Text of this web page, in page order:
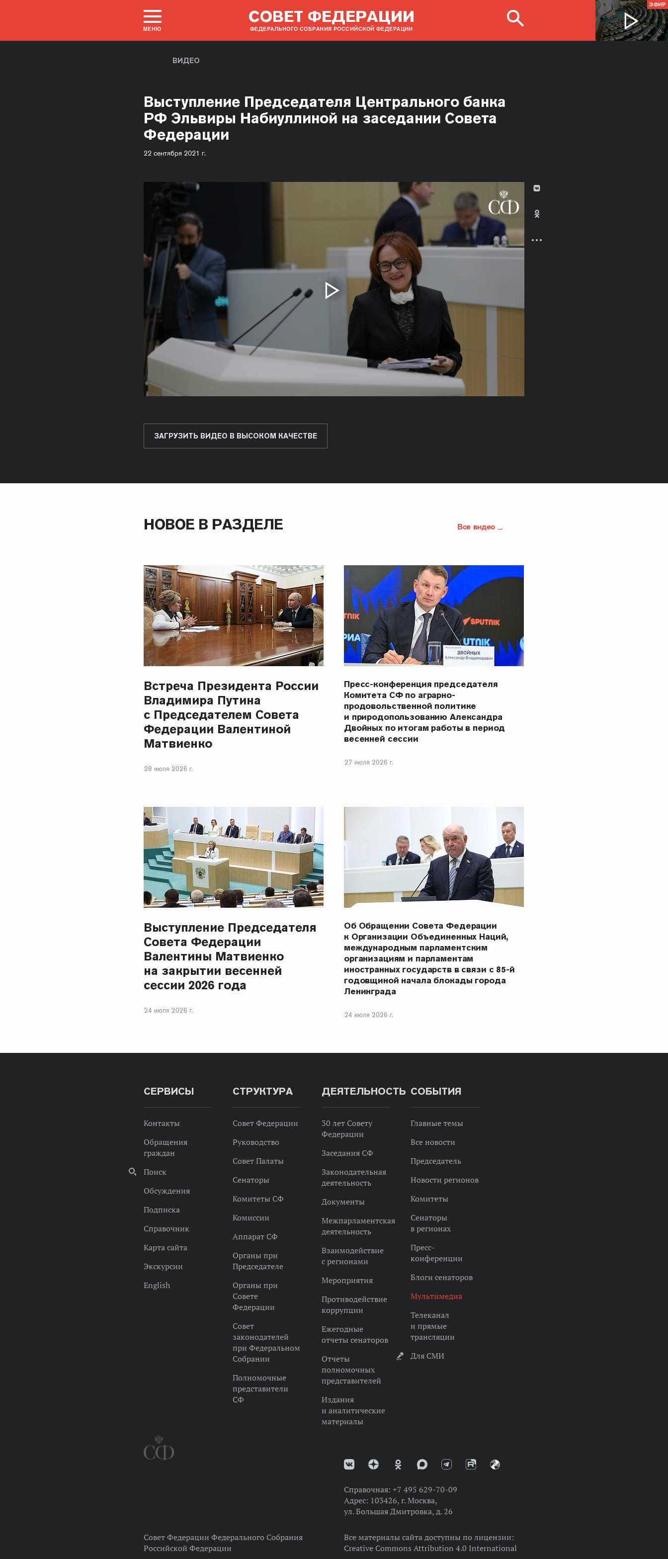
МЕНЮ
СОВЕТ ФЕДЕРАЦИИ
ФЕДЕРАЛЬНОГО СОБРАНИЯ РОССИЙСКОЙ ФЕДЕРАЦИИ
ЭФИР
ВИДЕО
Выступление Председателя Центрального банка
РФ Эльвиры Набиуллиной на заседании Совета
Федерации
22 сентября 2021 г.
ЗАГРУЗИТЬ ВИДЕО В ВЫСОКОМ КАЧЕСТВЕ
НОВОЕ В РАЗДЕЛЕ Все видео
Встреча Президента России
Владимира Путина
с Председателем Совета
Федерации Валентиной
Матвиенко
28 июля 2026 г.
Пресс-конференция председателя
Комитета СФ по аграрно-
продовольственной политике
и природопользованию Александра
Двойных по итогам работы в период
весенней сессии
27 июля 2026 г.
Выступление Председателя
Совета Федерации
Валентины Матвиенко
на закрытии весенней
сессии 2026 года
24 июля 2026 г.
Об Обращении Совета Федерации
к Организации Объединенных Наций,
международным парламентским
организациям и парламентам
иностранных государств в связи с 85-й
годовщиной начала блокады города
Ленинграда
24 июля 2026 г.
СЕРВИСЫ
Контакты
Обращения
граждан
Поиск
Обсуждения
Подписка
Справочник
Карта сайта
Экскурсии
English
СТРУКТУРА
Совет Федерации
Руководство
Совет Палаты
Сенаторы
Комитеты СФ
Комиссии
Аппарат СФ
Органы при
Председателе
Органы при
Совете
Федерации
Совет
законодателей
при Федеральном
Собрании
Полномочные
представители
СФ
ДЕЯТЕЛЬНОСТЬ
30 лет Совету
Федерации
Заседания СФ
Законодательная
деятельность
Документы
Межпарламентская
деятельность
Взаимодействие
с регионами
Мероприятия
Противодействие
коррупции
Ежегодные
отчеты сенаторов
Отчеты
полномочных
представителей
Издания
и аналитические
материалы
СОБЫТИЯ
Главные темы
Все новости
Председатель
Новости регионов
Комитеты
Сенаторы
в регионах
Пресс-
конференции
Блоги сенаторов
Мультимедиа
Телеканал
и прямые
трансляции
Для СМИ
Справочная: +7 495 629-70-09
Адрес: 103426, г. Москва,
ул. Большая Дмитровка, д. 26
Совет Федерации Федерального Собрания
Российской Федерации
Все материалы сайта доступны по лицензии:
Creative Commons Attribution 4.0 International